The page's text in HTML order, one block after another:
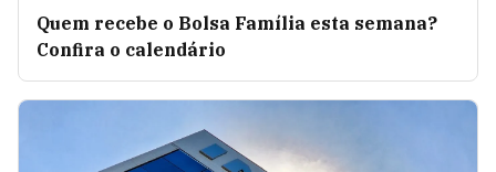
Quem recebe o Bolsa Família esta semana?
Confira o calendário